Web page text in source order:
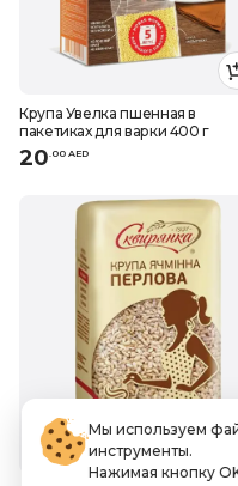
Крупа Увелка пшенная в
пакетиках для варки 400 г
20.00 AED
Мы используем
инструменты.
Нажимая кнопку